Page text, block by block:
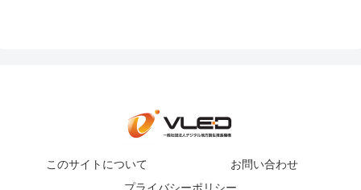
このサイトについて
お問い合わせ